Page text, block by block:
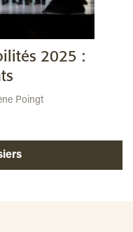
2025 :
Poingt